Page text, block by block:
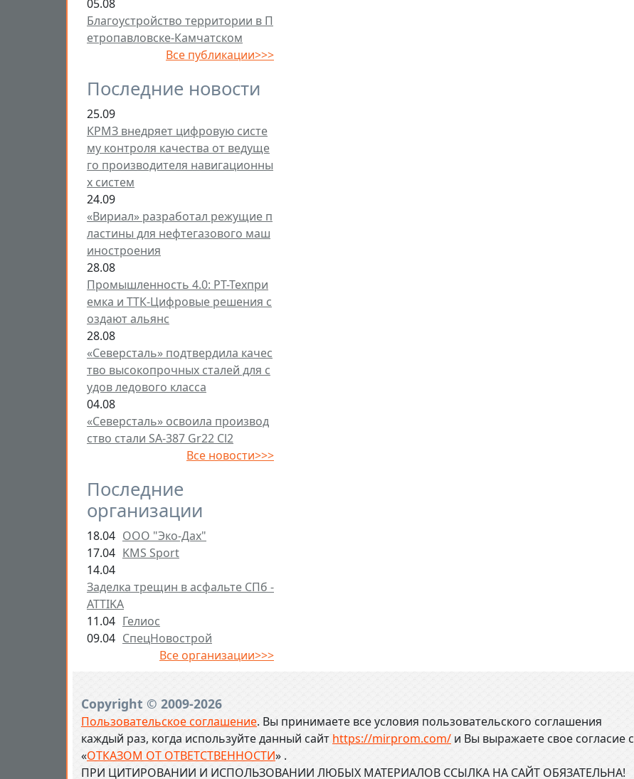
05.08
Благоустройство территории в П
етропавловске-Камчатском
Все публикации>>>
Последние новости
25.09
КРМЗ внедряет цифровую систе
му контроля качества от ведуще
го производителя навигационны
х систем
24.09
«Вириал» разработал режущие п
ластины для нефтегазового маш
иностроения
28.08
Промышленность 4.0: РТ-Техпри
емка и ТТК-Цифровые решения с
оздают альянс
28.08
«Северсталь» подтвердила качес
тво высокопрочных сталей для с
удов ледового класса
04.08
«Северсталь» освоила производ
ство стали SA-387 Gr22 Cl2
Все новости>>>
Последние
организации
18.04 ООО "Эко-Дах"
17.04 KMS Sport
14.04
Заделка трещин в асфальте СПб -
ATTIKA
11.04 Гелиос
09.04 СпецНовострой
Все организации>>>
Copyright © 2009-2026
Пользовательское соглашение. Вы принимаете все условия пользовательского соглашения
каждый раз, когда используйте данный сайт https://mirprom.com/ и Вы выражаете свое согласие с
«ОТКАЗОМ ОТ ОТВЕТСТВЕННОСТИ» .
ПРИ ЦИТИРОВАНИИ И ИСПОЛЬЗОВАНИИ ЛЮБЫХ МАТЕРИАЛОВ ССЫЛКА НА САЙТ ОБЯЗАТЕЛЬНА!